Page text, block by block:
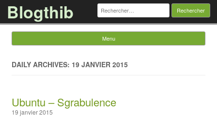
Blogthib Rechercher :
Menu
DAILY ARCHIVES: 19 JANVIER 2015
Ubuntu – Sgrabulence
19 janvier 2015